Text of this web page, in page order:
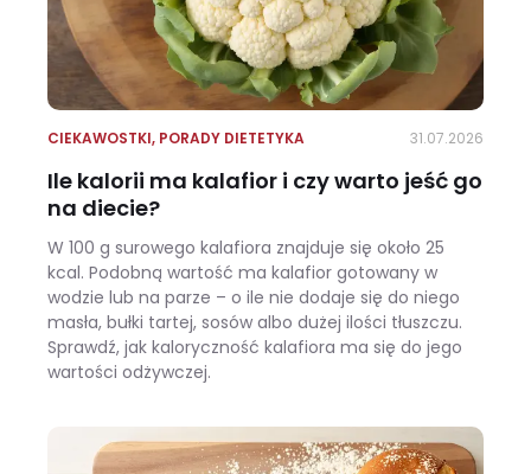
CIEKAWOSTKI, PORADY DIETETYKA 31.07.2026
Ile kalorii ma kalafior i czy warto jeść go
na diecie?
W 100 g surowego kalafiora znajduje się około 25
kcal. Podobną wartość ma kalafior gotowany w
wodzie lub na parze – o ile nie dodaje się do niego
masła, bułki tartej, sosów albo dużej ilości tłuszczu.
Sprawdź, jak kaloryczność kalafiora ma się do jego
wartości odżywczej.